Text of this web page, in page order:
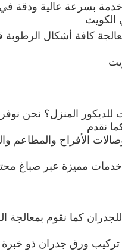
خدمة بسرعة عالية ودقة
كافة أشكال الرطوبة
للديكور المنزل؟ نحن
نقدم
الأفراح والمطاعم
خدمات مميزة عبر صباغ
كما نقوم بمعالجة
ورق جدران ذو خبرة